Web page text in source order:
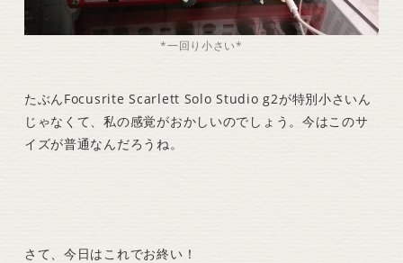
*一回り小さい*
たぶんFocusrite Scarlett Solo Studio g2が特別小さいん
じゃなくて、私の感覚がおかしいのでしょう。今はこのサ
イズが普通なんだろうね。
さて、今日はこれでお終い！